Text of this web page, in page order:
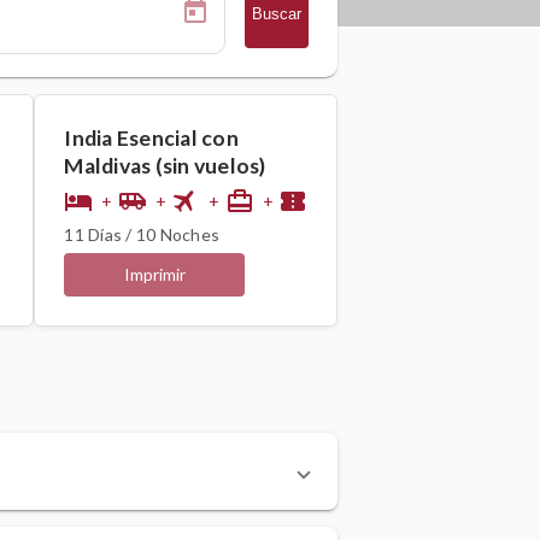
Buscar
India Esencial con
Maldivas (sin vuelos)
hotel + airport_shuttle + flight + card_travel + confirmation_number
11 Días / 10 Noches
Imprimir